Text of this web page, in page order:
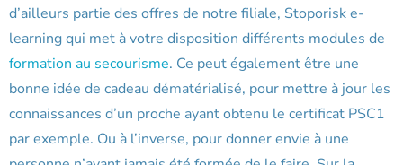
d’ailleurs partie des offres de notre filiale, Stoporisk e-
learning qui met à votre disposition différents modules de
formation au secourisme. Ce peut également être une
bonne idée de cadeau dématérialisé, pour mettre à jour les
connaissances d’un proche ayant obtenu le certificat PSC1
par exemple. Ou à l’inverse, pour donner envie à une